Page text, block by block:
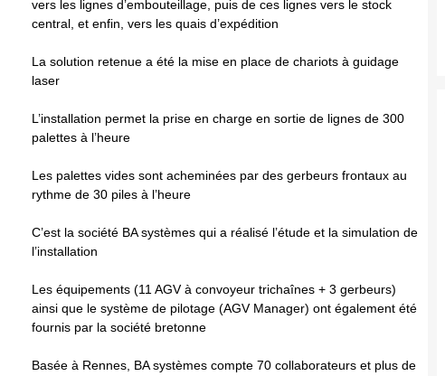
vers les lignes d’embouteillage, puis de ces lignes vers le stock
central, et enfin, vers les quais d’expédition
La solution retenue a été la mise en place de chariots à guidage
laser
L’installation permet la prise en charge en sortie de lignes de 300
palettes à l’heure
Les palettes vides sont acheminées par des gerbeurs frontaux au
rythme de 30 piles à l’heure
C’est la société BA systèmes qui a réalisé l’étude et la simulation de
l’installation
Les équipements (11 AGV à convoyeur trichaînes + 3 gerbeurs)
ainsi que le système de pilotage (AGV Manager) ont également été
fournis par la société bretonne
Basée à Rennes, BA systèmes compte 70 collaborateurs et plus de